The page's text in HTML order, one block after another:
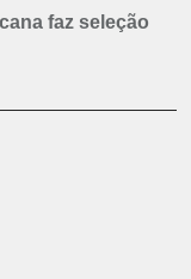
faz seleção